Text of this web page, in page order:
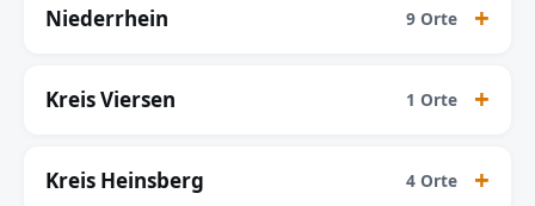
Niederrhein 9 Orte
Kreis Viersen 1 Orte
Kreis Heinsberg 4 Orte